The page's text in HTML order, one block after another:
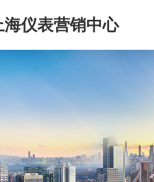
海仪表营销中心